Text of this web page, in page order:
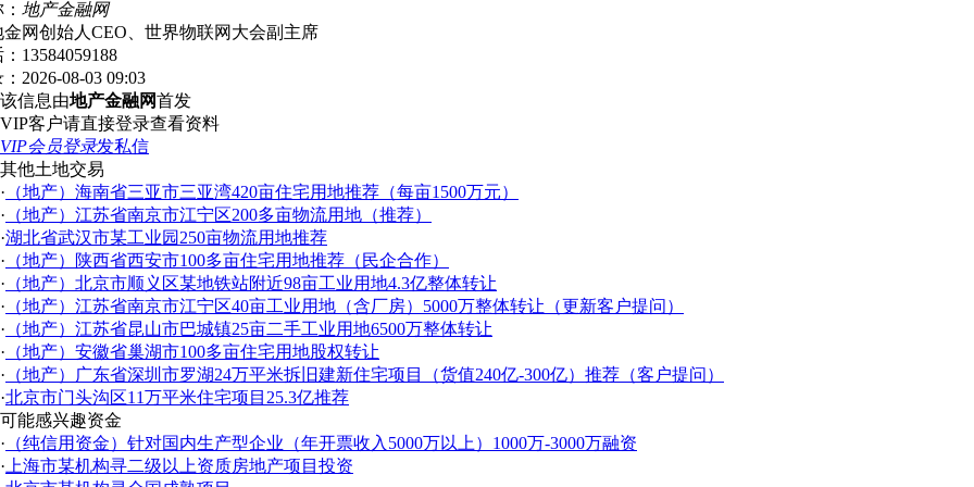
地产金融网
金网创始人CEO、世界物联网大会副主席
13584059188
2026-08-03 09:03
该信息由地产金融网首发
VIP客户请直接登录查看资料
VIP会员登录发私信
其他土地交易
· （地产）海南省三亚市三亚湾420亩住宅用地推荐（每亩1500万元）
· （地产）江苏省南京市江宁区200多亩物流用地（推荐）
·湖北省武汉市某工业园250亩物流用地推荐
· （地产）陕西省西安市100多亩住宅用地推荐（民企合作）
· （地产）北京市顺义区某地铁站附近98亩工业用地4.3亿整体转让
· （地产）江苏省南京市江宁区40亩工业用地（含厂房）5000万整体转让（更新客户提问）
· （地产）江苏省昆山市巴城镇25亩二手工业用地6500万整体转让
· （地产）安徽省巢湖市100多亩住宅用地股权转让
· （地产）广东省深圳市罗湖24万平米拆旧建新住宅项目（货值240亿-300亿）推荐（客户提问）
·北京市门头沟区11万平米住宅项目25.3亿推荐
可能感兴趣资金
· （纯信用资金）针对国内生产型企业（年开票收入5000万以上）1000万-3000万融资
· 上海市某机构寻二级以上资质房地产项目投资